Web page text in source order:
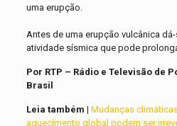
uma erupção.
Antes de uma erupção vulcânica
atividade sísmica que pode
Por RTP – Rádio e Televisão de
Brasil
Leia também | Mudanças
aquecimento global podem ser